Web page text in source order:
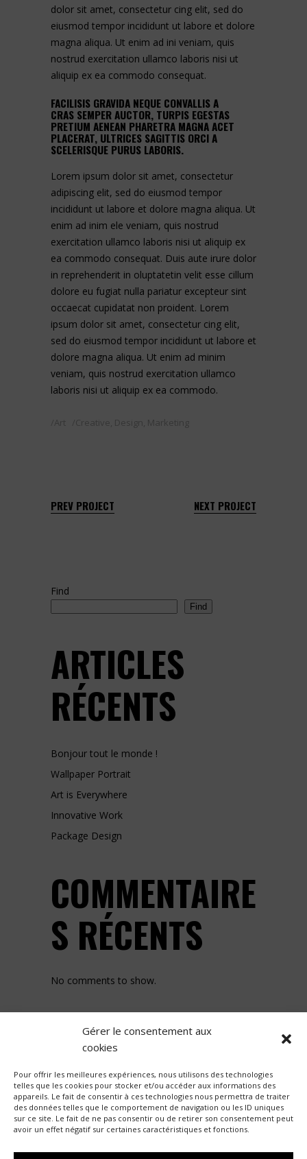
Gérer le consentement aux
cookies
Pour offrir les meilleures expériences, nous utilisons des technologies
telles que les cookies pour stocker et/ou accéder aux informations des
appareils. Le fait de consentir à ces technologies nous permettra de traiter
des données telles que le comportement de navigation ou les ID uniques
sur ce site. Le fait de ne pas consentir ou de retirer son consentement peut
avoir un effet négatif sur certaines caractéristiques et fonctions.
dolor sit amet, consectetur cing elit, sed do
eiusmod tempor incididunt ut labore et dolore
magna aliqua. Ut enim ad ini veniam, quis
nostrud exercitation ullamco laboris nisi ut
aliquip ex ea commodo consequat.
FACILISIS GRAVIDA NEQUE CONVALLIS A
CRAS SEMPER AUCTOR, TURPIS EGESTAS
PRETIUM AENEAN PHARETRA MAGNA ACET
PLACERAT, ULTRICES SAGITTIS ORCI A
SCELERISQUE PURUS LABORIS.
Lorem ipsum dolor sit amet, consectetur
adipiscing elit, sed do eiusmod tempor
incididunt ut labore et dolore magna aliqua. Ut
enim ad inim ele veniam, quis nostrud
exercitation ullamco laboris nisi ut aliquip ex
ea commodo consequat. Duis aute irure dolor
in reprehenderit in oluptatetin velit esse cillum
dolore eu fugiat nulla pariatur excepteur sint
occaecat cupidatat non proident. Lorem
ipsum dolor sit amet, consectetur cing elit,
sed do eiusmod tempor incididunt ut labore et
dolore magna aliqua. Ut enim ad minim
veniam, quis nostrud exercitation ullamco
laboris nisi ut aliquip ex ea commodo.
Art Creative Design Marketing
PREV PROJECT NEXT PROJECT
Find
Find
ARTICLES
RÉCENTS
Bonjour tout le monde !
Wallpaper Portrait
Art is Everywhere
Innovative Work
Package Design
COMMENTAIRE
S RÉCENTS
No comments to show.
ACTIVITÉS
BUREAUX
COLLECTIFS
ÉQUIPEMENTS
HABITATS GROUPÉS
URBANISME